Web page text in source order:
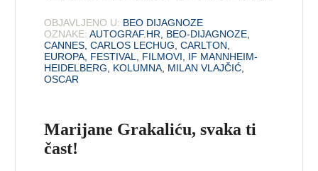
OBJAVLJENO U: BEO DIJAGNOZE
OZNAKE: AUTOGRAF.HR BEO-DIJAGNOZE
CANNES ,CARLOS LECHUG ,CARLTON
EUROPA FESTIVAL FILMOVI
IF MANNHEIM-
HEIDELBERG
KOLUMNA MILAN VLAJČIĆ
OSCAR
Marijane Grakaliću, svaka ti
čast!